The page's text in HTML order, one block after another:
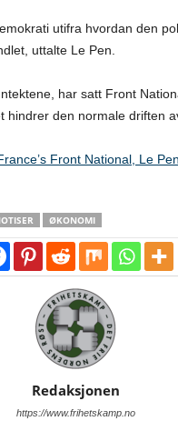
utifra hvordan den
uttalte Le Pen.
har satt Front
hindrer den normale driften
Front National, Le
ØKONOMI
Redaksjonen
https://www.frihetskamp.no